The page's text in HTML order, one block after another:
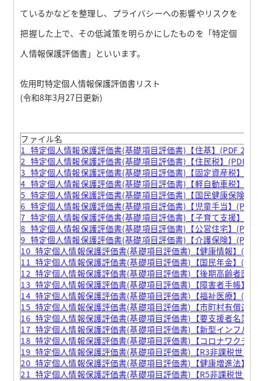
ているかなどを整理し、プライバシーへの影響やリスクを
把握した上で、その低減策を明らかにしたものを「特定個
人情報保護評価書」といいます。
佐用町特定個人情報保護評価書リスト
(令和8年3月27日更新)
ファイル名
1_特定個人情報保護評価書(基礎項目評価書)【住基】(PDF
2_特定個人情報保護評価書(基礎項目評価書)【住民税】(PDF
3_特定個人情報保護評価書(基礎項目評価書)【固定資産税】
4_特定個人情報保護評価書(基礎項目評価書)【軽自動車税】
5_特定個人情報保護評価書(基礎項目評価書)【国民健康保険】
6_特定個人情報保護評価書(基礎項目評価書)【児童手当】(PDF
7_特定個人情報保護評価書(基礎項目評価書)【子育て支援】
8_特定個人情報保護評価書(基礎項目評価書)【公営住宅】(PDF
9_特定個人情報保護評価書(基礎項目評価書)【介護保険】(PDF
10_特定個人情報保護評価書(基礎項目評価書)【健康情報】(PDF
11_特定個人情報保護評価書(基礎項目評価書)【国民年金】(PDF
12_特定個人情報保護評価書(基礎項目評価書)【後期高齢者医療
13_特定個人情報保護評価書(基礎項目評価書)【障害者手帳】
14_特定個人情報保護評価書(基礎項目評価書)【福祉医療】(PDF
15_特定個人情報保護評価書(基礎項目評価書)【市町村有償運送
16_特定個人情報保護評価書(基礎項目評価書)【要支援者名簿】
17_特定個人情報保護評価書(基礎項目評価書)【新型インフルエ
18_特定個人情報保護評価書(基礎項目評価書)【コロナワクチン
19_特定個人情報保護評価書(基礎項目評価書)【R3非課税世帯給
20_特定個人情報保護評価書(基礎項目評価書)【健康増進法】
21_特定個人情報保護評価書(基礎項目評価書)【R5非課税世帯給